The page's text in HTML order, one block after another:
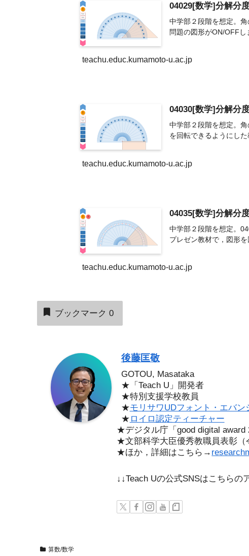
04029[数学]分解分
中学部２段階を想定。
問題の図形がON/OFFし
teachu.educ.kumamoto-u.ac.jp
04030[数学]分解分
中学部２段階を想定。
を回転できるようにし
teachu.educ.kumamoto-u.ac.jp
04035[数学]分解分
中学部２段階を想定。
プレゼン教材で，図形
teachu.educ.kumamoto-u.ac.jp
ブックマーク 0
後藤匡敬
GOTOU, Masataka
★「Teach U」開発者
★特別支援学校教員
★モリサワUDフォント・エバン
★ ロイロ認定ティーチャー
★デジタル庁「good digital award
★文部科学大臣優秀教職員表彰（
★ほか，詳細はこちら→
↓↓Teach Uの公式SNSはこちらの
算数/数学